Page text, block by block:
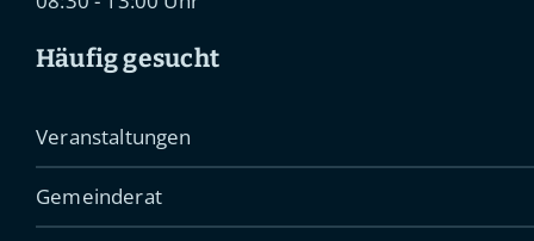
Häufig gesucht
Veranstaltungen
Gemeinderat